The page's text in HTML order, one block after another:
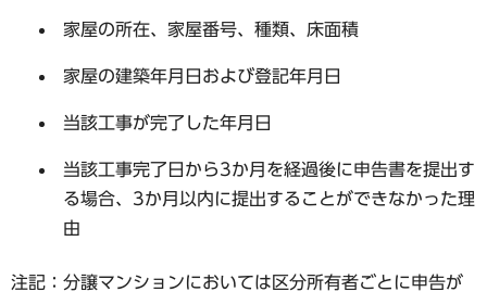
家屋の所在、家屋番号、種類、床面積
家屋の建築年月日および登記年月日
当該工事が完了した年月日
当該工事完了日から3か月を経過後に申告書を提出す
る場合、3か月以内に提出することができなかった理
由
注記：分譲マンションにおいては区分所有者ごとに申告が